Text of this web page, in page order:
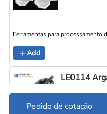
Ferramentas para processamento
Add
LE0114
Pedido de cotação